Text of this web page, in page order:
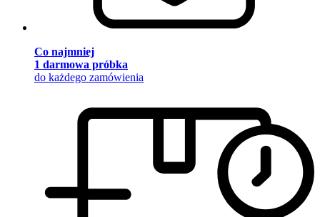
Co najmniej
1 darmowa próbka
do każdego zamówienia